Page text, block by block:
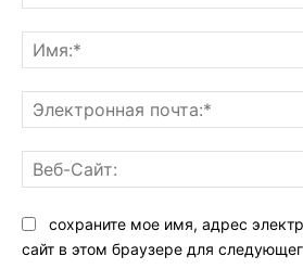
сохраните мое имя, адрес
сайт в этом браузере для